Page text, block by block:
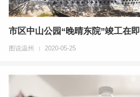
市区中山公园“晚晴东院”竣工在即
图说温州 2020-05-25